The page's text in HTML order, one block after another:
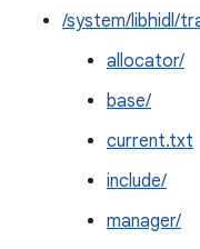
/system/libhidl/
allocator/
base/
current.txt
include/
manager/